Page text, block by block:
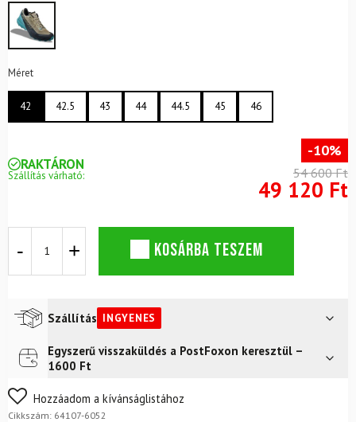
Méret
42 42.5 43 44 44.5 45 46
RAKTÁRON
Szállítás várható:
-10%
54 600 Ft
49 120 Ft
Ultra
cipő
mennyiség
KOSÁRBA TESZEM
Szállítás INGYENES
Futár a címreIngyenes
FoxPost
Egyszerű visszaküldés a PostFoxon keresztül –
1600 Ft
Nem biztos a választásában? Semmi gond – a terméket
egyszerűen visszaküldheti 14 napon belül, indoklás nélkül.
Hozzáadom a kívánságlistához
Cikkszám: 64107-6052